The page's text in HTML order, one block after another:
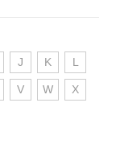
J K L
V W X